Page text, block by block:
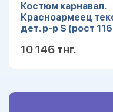
Костюм карнавал.
Красноармеец
дет. р-р S (рост
10 146 тнг.